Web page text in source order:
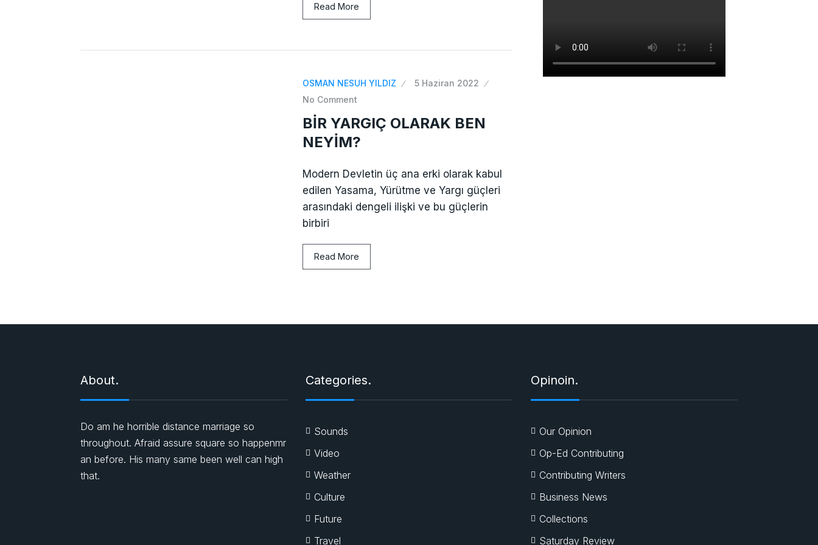
Read More
OSMAN NESUH YILDIZ
5 Haziran 2022
No Comment
BİR YARGIÇ OLARAK BEN
NEYİM?
Modern Devletin üç ana erki olarak kabul
edilen Yasama, Yürütme ve Yargı güçleri
arasındaki dengeli ilişki ve bu güçlerin
birbiri
Read More
About.
Do am he horrible distance marriage so
throughout. Afraid assure square so happenmr
an before. His many same been well can high
that.
Categories.
Sounds
Video
Weather
Culture
Future
Travel
Opinoin.
Our Opinion
Op-Ed Contributing
Contributing Writers
Business News
Collections
Saturday Review